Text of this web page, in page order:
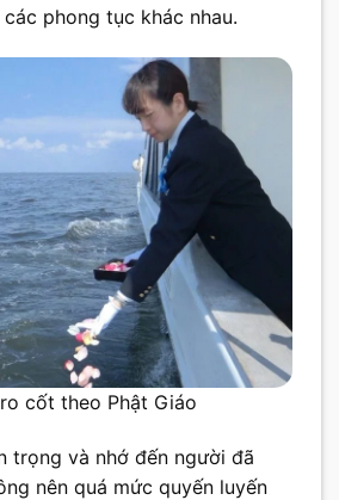
phong tục khác nhau.
cốt theo Phật Giáo
trọng và nhớ đến người đã
nên quá mức quyến luyến